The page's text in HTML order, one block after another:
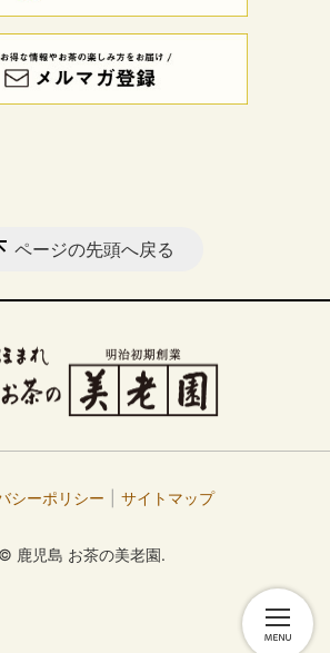
ページの先頭へ戻る
シーポリシー サイトマップ
© 鹿児島 お茶の美老園.